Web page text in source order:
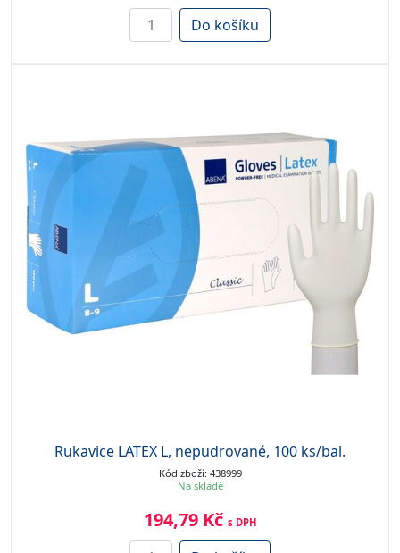
Do košíku
Rukavice LATEX L, nepudrované, 100 ks/bal.
Kód zboží: 438999
Na skladě
194,79 Kč s DPH